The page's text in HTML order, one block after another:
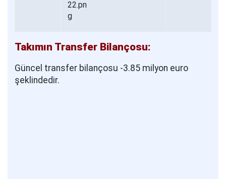
Takımın Transfer Bilançosu:
Güncel transfer bilançosu -3.85 milyon euro
şeklindedir.